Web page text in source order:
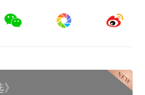
动静分离。LDK一
房与次卧空间互不相